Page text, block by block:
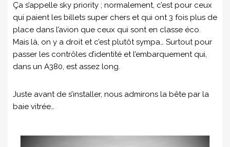
Ça s’appelle sky priority ; normalement, c’est pour ceux
qui paient les billets super chers et qui ont 3 fois plus de
place dans l’avion que ceux qui sont en classe éco.
Mais là, on y a droit et c’est plutôt sympa… Surtout pour
passer les contrôles d’identité et l’embarquement qui,
dans un A380, est assez long.
Juste avant de s’installer, nous admirons la bête par la
baie vitrée…